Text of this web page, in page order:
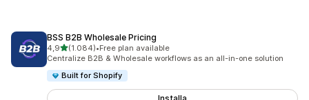
BSS B2B Wholesale Pricing
4,9stelle su 5
(1.084)
1084 recensioni totali
•Free plan available
Centralize B2B & Wholesale workflows as an all-in-one solution
Built for Shopify